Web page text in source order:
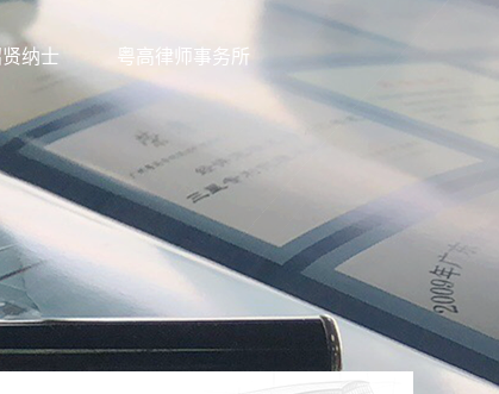
纳士 粤高律师事务所